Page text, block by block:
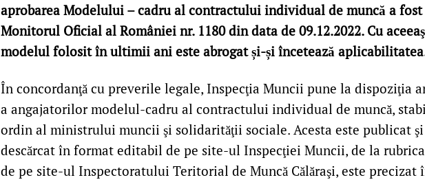
aprobarea Modelului – cadru al contractului individual de muncă a
Monitorul Oficial al României nr. 1180 din data de 09.12.2022. Cu
modelul folosit în ultimii ani este abrogat și-și încetează
În concordanţă cu preverile legale, Inspecţia Muncii pune la dispoziţia
a angajatorilor modelul-cadru al contractului individual de muncă,
ordin al ministrului muncii şi solidarităţii sociale. Acesta este publicat
descărcat în format editabil de pe site-ul Inspecţiei Muncii, de la rubrica
de pe site-ul Inspectoratului Teritorial de Muncă Călăraşi, este precizat